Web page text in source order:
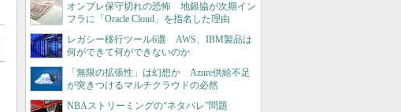
オンプレ保守切れの恐怖 地銀協が次期イン
フラに「Oracle Cloud」を指名した理由
レガシー移行ツール6選 AWS、IBM製品は
何ができて何ができないのか
「無限の拡張性」は幻想か Azure供給不足
が突きつけるマルチクラウドの必然
NBAストリーミングの“ネタバレ”問題